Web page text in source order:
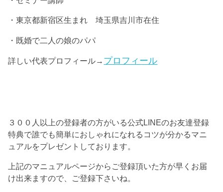
・東京都新宿区生まれ 埼玉県吉川市在住
・既婚で二人の娘のパパ
詳しい代表プロフィール→ プロフィール
３００人以上の登録者の方がいる公式LINEのお友達登録
特典で誰でも簡単におしゃれになれるコツが分かるマニ
ュアルをプレゼントしております。
上記のマニュアルページからご登録頂いた方が早くお届
け出来ますので、ご登録下さいね。